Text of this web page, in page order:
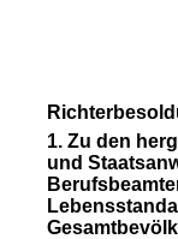
1. Zu den
und